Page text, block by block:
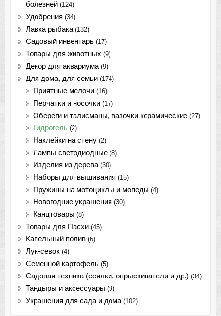
болезней (124)
Удобрения (34)
Лавка рыбака (132)
Садовый инвентарь (17)
Товары для животных (9)
Декор для аквариума (9)
Для дома, для семьи (174)
Приятные мелочи (16)
Перчатки и носочки (17)
Обереги и талисманы, вазочки керамические (27)
Гидрогель (2)
Наклейки на стену (2)
Лампы светодиодные (8)
Изделия из дерева (30)
Наборы для вышивания (15)
Пружины на мотоциклы и мопеды (4)
Новогодние украшения (30)
Канцтовары (8)
Товары для Пасхи (45)
Капельный полив (6)
Лук-севок (4)
Семенной картофель (5)
Садовая техника (сеялки, опрыскиватели и др.) (34)
Тандыры и аксессуары (9)
Украшения для сада и дома (102)